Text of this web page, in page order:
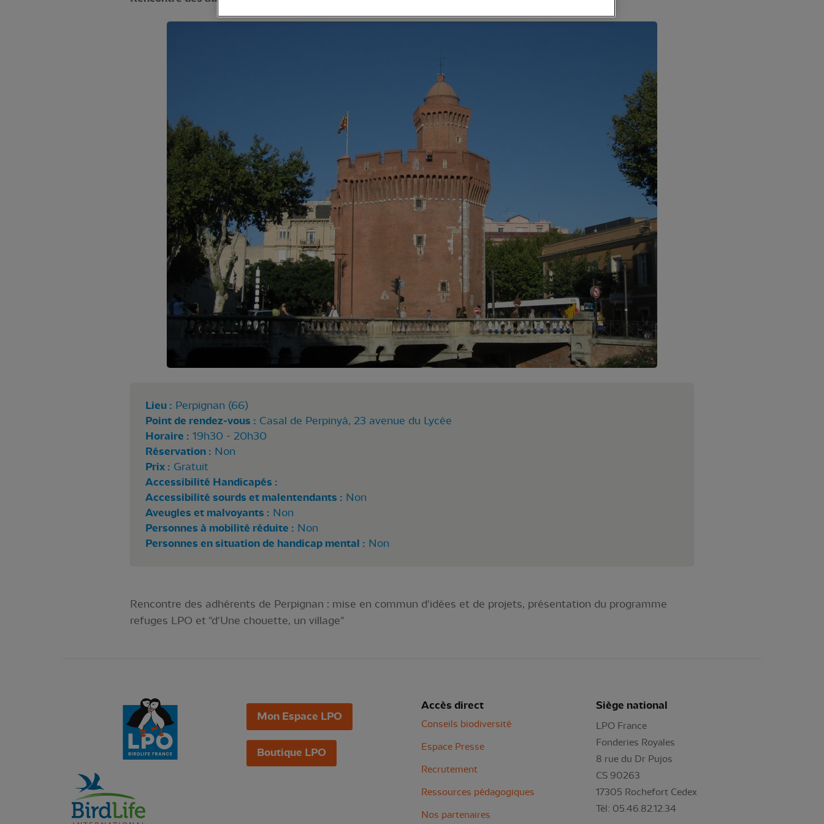
Lieu : Perpignan (66)
Point de rendez-vous : Casal de Perpinyà, 23 avenue du Lycée
Horaire : 19h30 - 20h30
Réservation : Non
Prix : Gratuit
Accessibilité Handicapés :
Accessibilité sourds et malentendants : Non
Aveugles et malvoyants : Non
Personnes à mobilité réduite : Non
Personnes en situation de handicap mental : Non
Rencontre des adhérents de Perpignan : mise en commun d'idées et de projets, présentation du programme
refuges LPO et "d'Une chouette, un village"
Mon Espace LPO
Boutique LPO
Accès direct
Conseils biodiversité
Espace Presse
Recrutement
Ressources pédagogiques
Nos partenaires
Siège national
LPO France
Fonderies Royales
8 rue du Dr Pujos
CS 90263
17305 Rochefort Cedex
Tél: 05.46.82.12.34